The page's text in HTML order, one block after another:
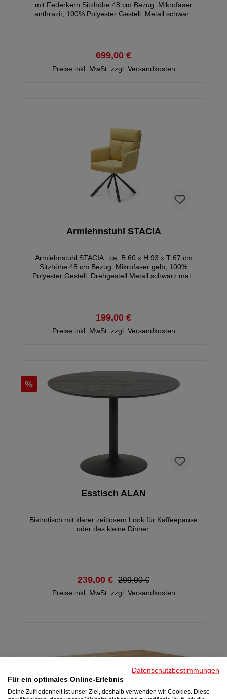
mit Federkern Sitzhöhe 48 cm Bezug: Mikrofaser
anthrazit, 100% Polyester Gestell: Metall schwarz
699,00 €
Preise inkl. MwSt. zzgl. Versandkosten
Armlehnstuhl STACIA
Armlehnstuhl STACIA ca. B 60 x H 93 x T 67 cm
Sitzhöhe 48 cm Bezug: Mikrofaser gelb, 100%
Polyester Gestell: Drehgestell Metall schwarz matt,
199,00 €
Preise inkl. MwSt. zzgl. Versandkosten
%
Esstisch ALAN
Bistrotisch mit klarer zeitlosem Look für Kaffeepause
oder das kleine Dinner.
239,00 € 299,00 €
Preise inkl. MwSt. zzgl. Versandkosten
Datenschutzbestimmungen
Für ein optimales Online-Erlebnis
Deine Zufriedenheit ist unser Ziel, deshalb verwenden wir Cookies. Diese